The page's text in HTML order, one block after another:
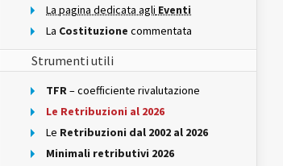
La pagina dedicata agli Eventi
La Costituzione commentata
Strumenti utili
TFR– coefficiente rivalutazione
Le Retribuzioni al 2026
Le Retribuzioni dal 2002 al 2026
Minimali retributivi 2026